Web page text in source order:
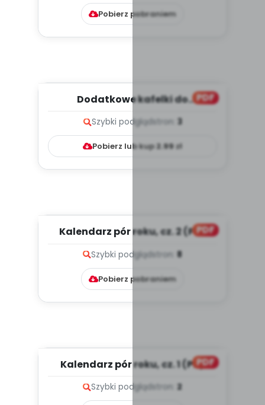
Pobierz pobraniem
PDF
Dodatkowe kafelki do
Szybki podgląd stron: 3
Pobierz lub kup2.99 zł
PDF
Kalendarz pór roku, cz. 2 (PD)
Szybki podglądstron: 8
Pobierz pobraniem
PDF
Kalendarz pór roku, cz. 1 (PD)
Szybki podglądstron: 2